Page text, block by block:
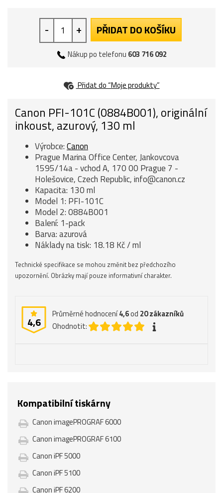
- + PŘIDAT DO KOŠÍKU
Nákup po telefonu 603 716 092
Přidat do “Moje produkty”
Canon PFI-101C (0884B001), originální
inkoust, azurový, 130 ml
Výrobce:Canon
Prague Marina Office Center, Jankovcova
1595/14a - vchod A, 170 00 Prague 7 -
Holešovice, Czech Republic, info@canon.cz
Kapacita: 130 ml
Model 1: PFI-101C
Model 2: 0884B001
Balení: 1-pack
Barva: azurová
Náklady na tisk: 18.18 Kč / ml
Technické specifikace se mohou změnit bez předchozího
upozornění. Obrázky mají pouze informativní charakter.
4,6
Průměrné hodnocení4,6od 20zákazníků
Ohodnotit:
Kompatibilní tiskárny
Canon imagePROGRAF 6000
Canon imagePROGRAF 6100
Canon iPF 5000
Canon iPF 5100
Canon iPF 6200